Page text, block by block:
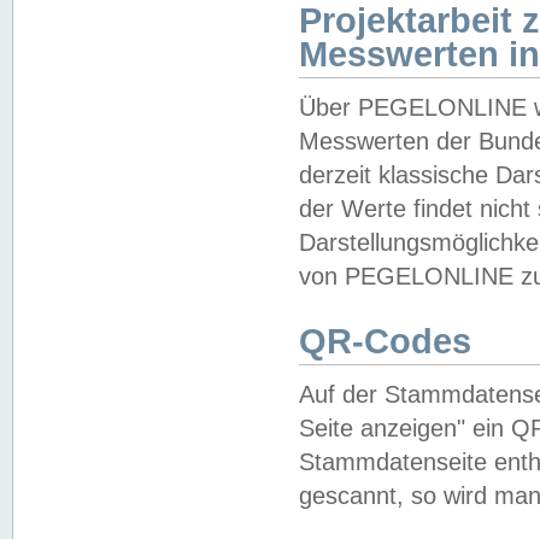
Projektarbeit
Messwerten
Über PEGELONLINE
Messwerten der
derzeit klassische
der Werte findet
von PEGELONLINE
QR-Codes
Auf der
Seite anzeigen" ein
Stammdatenseite
gescannt, so wird